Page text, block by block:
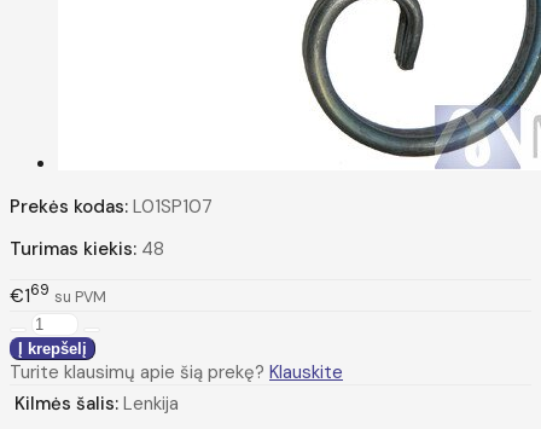
Prekės kodas: L01SP107
Turimas kiekis: 48
€169 su PVM
Turite klausimų apie šią prekę? Klauskite
Kilmės šalis: Lenkija